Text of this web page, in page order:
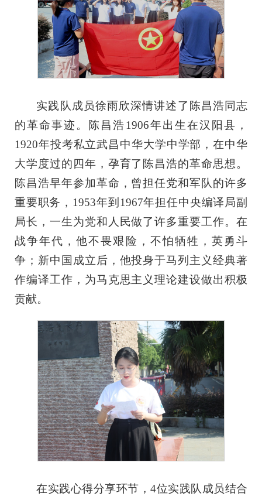
实践队成员徐雨欣深情讲述了陈昌浩同志
的革命事迹。陈昌浩1906年出生在汉阳县，
1920年投考私立武昌中华大学中学部，在中华
大学度过的四年，孕育了陈昌浩的革命思想。
陈昌浩早年参加革命，曾担任党和军队的许多
重要职务，1953年到1967年担任中央编译局副
局长，一生为党和人民做了许多重要工作。在
战争年代，他不畏艰险，不怕牺牲，英勇斗
争；新中国成立后，他投身于马列主义经典著
作编译工作，为马克思主义理论建设做出积极
贡献。
在实践心得分享环节，4位实践队成员结合